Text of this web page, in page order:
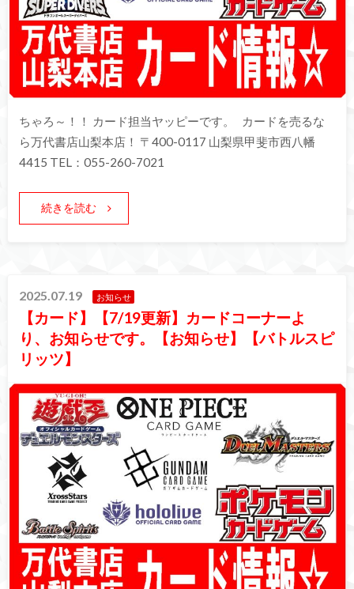
ちゃろ～！！ カード担当ヤッピーです。 カードを売るな
ら万代書店山梨本店！ 〒400-0117 山梨県甲斐市西八幡
4415 TEL：055-260-7021
続きを読む
2025.07.19 お知らせ
【カード】【7/19更新】カードコーナーよ
り、お知らせです。【お知らせ】【バトルスピ
リッツ】